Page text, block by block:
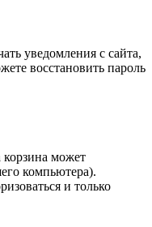
уведомления с сайта,
восстановить пароль
корзина может
компьютера).
и только